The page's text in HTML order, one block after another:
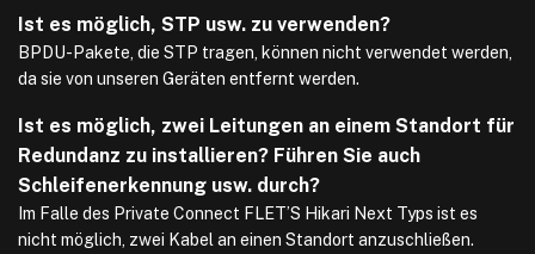
Ist es möglich, STP usw. zu verwenden?
BPDU-Pakete, die STP tragen, können nicht verwendet werden,
da sie von unseren Geräten entfernt werden.
Ist es möglich, zwei Leitungen an einem Standort für
Redundanz zu installieren? Führen Sie auch
Schleifenerkennung usw. durch?
Im Falle des Private Connect FLET’S Hikari Next Typs ist es
nicht möglich, zwei Kabel an einen Standort anzuschließen.